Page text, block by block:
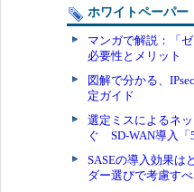
ホワイトペーパー
マンガで解説：「
必要性とメリット
図解で分かる、
定ガイド
選定ミスによるネ
ぐ SD-WAN導入「
SASEの導入効果
ダー選びで考慮す